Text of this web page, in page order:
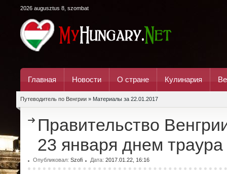
2026 augusztus 8, szombat
Главная Новости О стране Кулинария
Путеводитель по Венгрии » Материалы за 22.01.2017
Правительство
23 января днем траура
Опубликовал: Szofi Дата: 2017.01.22, 16:16